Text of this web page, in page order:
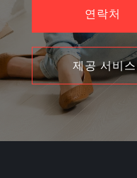
연락처
제공 서비스